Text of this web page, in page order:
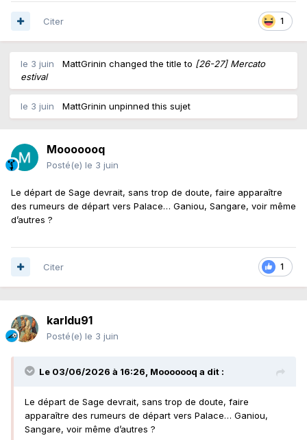
1
Citer
le 3 juin MattGrinin changed the title to [26-27] Mercato
estival
le 3 juin MattGrinin unpinned this sujet
Mooooooq
Posté(e) le 3 juin
Le départ de Sage devrait, sans trop de doute, faire apparaître
des rumeurs de départ vers Palace… Ganiou, Sangare, voir même
d’autres ?
1
Citer
karldu91
Posté(e) le 3 juin
Le 03/06/2026 à 16:26, Mooooooq a dit :
Le départ de Sage devrait, sans trop de doute, faire
apparaître des rumeurs de départ vers Palace… Ganiou,
Sangare, voir même d’autres ?